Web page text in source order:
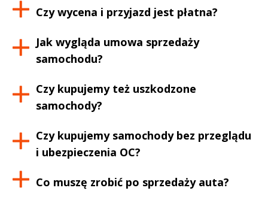
Czy wycena i przyjazd jest płatna?
Jak wygląda umowa sprzedaży
samochodu?
Czy kupujemy też uszkodzone
samochody?
Czy kupujemy samochody bez przeglądu
i ubezpieczenia OC?
Co muszę zrobić po sprzedaży auta?